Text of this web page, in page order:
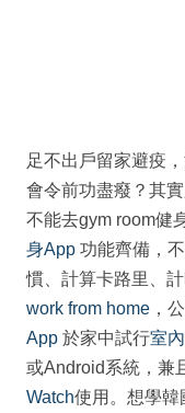
足不出戶留家避疫
會令前功盡癈？其
不能去gym room健
身App 功能齊備，
慣、計算卡路里、
work from home ，
App 於家中試行室
或Android系統，兼
Watch使用。想學